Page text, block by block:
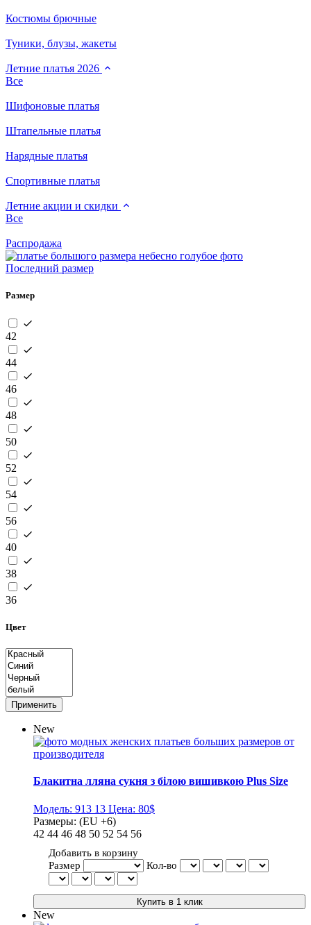
Костюмы брючные
Туники, блузы, жакеты
Летние платья 2026
Все
Шифоновые платья
Штапельные платья
Нарядные платья
Спортивные платья
Летние акции и скидки
Все
Распродажа
Последний размер
Размер
42
44
46
48
50
52
54
56
40
38
36
Цвет
New
Блакитна лляна сукня з білою вишивкою Plus Size
Модель: 913 13 Цена: 80$
Размеры: (EU +6)
42 44 46 48 50 52 54 56
Добавить в корзину
Размер
Кол-во
New